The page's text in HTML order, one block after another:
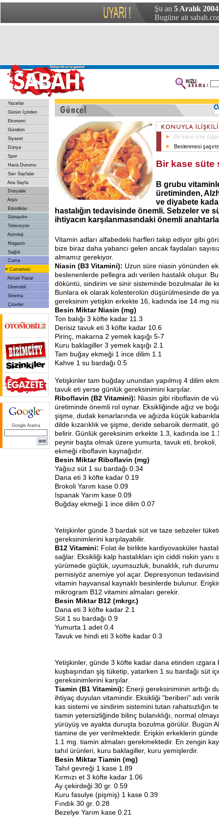
Şu an 5 Aralık
Bugüne ait
Yazarlar
Günün İçinden
Ekonomi
Gündem
Siyaset
Dünya
Spor
Hava Durumu
Sarı Sayfalar
Ana Sayfa
Dosyalar
Arşiv
Etkinlikler
Günaydın
Televizyon
Astroloji
Magazin
Sağlık
Cuma
» Cumartesi
Aktüel Pazar
Otomobil
Sinema
Çizerler
Google Arama
Bir kase süte
Beslenmesi
Bir kase süte
B grubu
üretiminden,
ve diyabete
hastalığın tedavisinde önemli. Sebzeler ve
ihtiyacın karşılanmasındaki önemli
Vitamin adları alfabedeki harfleri takip ediyor gibi
bize biraz daha yabancı gelen ancak faydaları
almamız gerekiyor.
Niasin (B3 Vitamini): Uzun süre niasin yönünden
beslenenlerde pellegra adı verilen hastalık oluşur.
döküntü, sindirim ve sinir sisteminde bozulmalar ile
Bunlara ek olarak kolesterolün düşürülmesinde de
gereksinim yetişkin erkekte 16, kadında ise 14 mg
Besin Miktar Niasin (mg)
Ton balığı 3 köfte kadar 11.3
Derisiz tavuk eti 3 köfte kadar 10.6
Pirinç, makarna 2 yemek kaşığı 5-7
Kuru baklagiller 3 yemek kaşığı 2.1
Tam buğay ekmeği 1 ince dilim 1.1
Kahve 1 su bardağı 0.5
Yetişkinler tam buğday unundan yapılmış 4 dilim
tavuk eti yerse günlük gereksinimini karşılar.
Riboflavin (B2 Vitamini): Niasin gibi riboflavin de
üretiminde önemli rol oynar. Eksikliğinde ağız ve
şişme, dudak kenarlarında ve ağızda küçük
dilde kızarıklık ve şişme, deride sebaroik dermatit,
belirir. Günlük gereksinim erkekte 1.3, kadında ise
peynir başta olmak üzere yumurta, tavuk eti, brokoli,
ekmeği riboflavin kaynağıdır.
Besin Miktar Riboflavin (mg)
Yağsız süt 1 su bardağı 0.34
Dana eti 3 köfte kadar 0.19
Brokoli Yarım kase 0.09
Ispanak Yarım kase 0.09
Buğday ekmeği 1 ince dilim 0.07
Yetişkinler günde 3 bardak süt ve taze sebzeler
gereksinimlerini karşılayabilir.
B12 Vitamini: Folat ile birlikte kardiyovasküler
sağlar. Eksikliği kalp hastalıkları için ciddi riskin yanı
yürümede güçlük, uyumsuzluk, bunaklık, ruh
pernisiyöz anemiye yol açar. Depresyonun
vitamin hayvansal kaynaklı besinlerde bulunur.
mikrogram B12 vitamini almaları gerekir.
Besin Miktar B12 (mkrgr.)
Dana eti 3 köfte kadar 2.1
Süt 1 su bardağı 0.9
Yumurta 1 adet 0.4
Tavuk ve hindi eti 3 köfte kadar 0.3
Yetişkinler, günde 3 köfte kadar dana etinden ızgara
kuşbaşından şiş tüketip, yatarken 1 su bardağı süt
gereksinimlerini karşılar.
Tiamin (B1 Vitamini): Enerji gereksiniminin arttığı
ihtiyaç duyulan vitamindir. Eksikliği "beriberi" adı
kas sistemi ve sindirim sistemini tutan rahatsızlığın
tiamin yetersizliğinde bilinç bulanıklığı, normal
yürüyüş ve ayakta duruşta bozulma görülür. Bugün
tiamine de yer verilmektedir. Erişkin erkeklerin günde
1.1 mg. tiamin almaları gerekmektedir. En zengin
tahıl ürünleri, kuru baklagiller, kuru yemişlerdir.
Besin Miktar Tiamin (mg)
Tahıl gevreği 1 kase 1.89
Kırmızı et 3 köfte kadar 1.06
Ay çekirdeği 30 gr. 0.59
Kuru fasulye (pişmiş) 1 kase 0.39
Fındık 30 gr. 0.28
Bezelye Yarım kase 0.21